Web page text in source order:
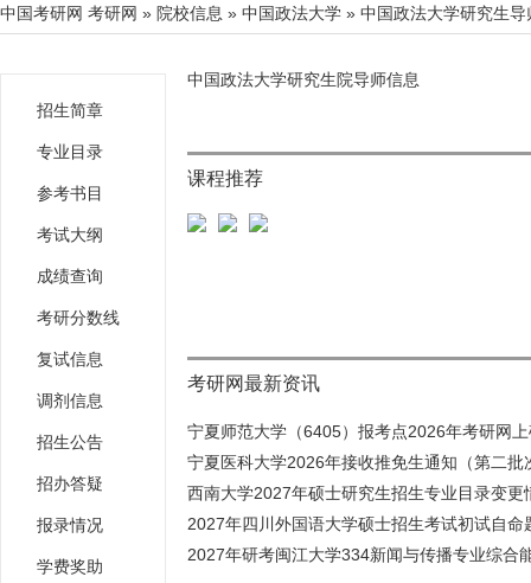
中国考研网 考研网 » 院校信息 » 中国政法大学 » 中国政法大学研究生导
招生简章
专业目录
参考书目
考试大纲
成绩查询
考研分数线
复试信息
调剂信息
招生公告
招办答疑
报录情况
学费奖助
中国政法大学研究生院导师信息
课程推荐
考研网最新资讯
宁夏师范大学（6405）报考点2026年考研网
宁夏医科大学2026年接收推免生通知（第二批
西南大学2027年硕士研究生招生专业目录变更
2027年四川外国语大学硕士招生考试初试自命
2027年研考闽江大学334新闻与传播专业综合